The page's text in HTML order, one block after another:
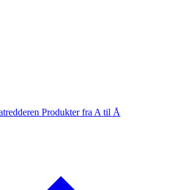
Produkter fra A til Å